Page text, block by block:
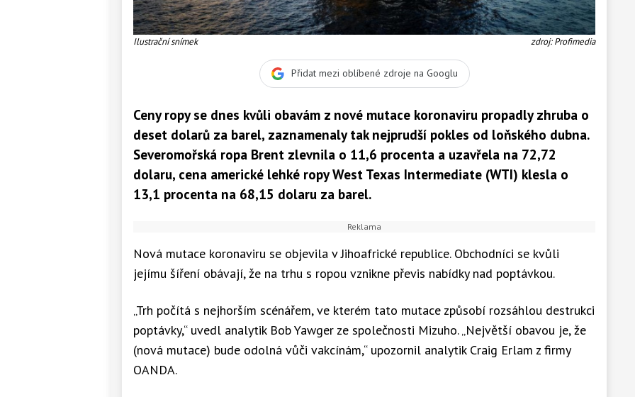
Ilustrační snímek zdroj: Profimedia
Přidat mezi oblíbené zdroje na Googlu
Ceny ropy se dnes kvůli obavám z nové mutace koronaviru propadly zhruba o
deset dolarů za barel, zaznamenaly tak nejprudší pokles od loňského dubna.
Severomořská ropa Brent zlevnila o 11,6 procenta a uzavřela na 72,72
dolaru, cena americké lehké ropy West Texas Intermediate (WTI) klesla o
13,1 procenta na 68,15 dolaru za barel.
Nová mutace koronaviru se objevila v Jihoafrické republice. Obchodníci se kvůli
jejímu šíření obávají, že na trhu s ropou vznikne převis nabídky nad poptávkou.
„Trh počítá s nejhorším scénářem, ve kterém tato mutace způsobí rozsáhlou destrukci
poptávky,“ uvedl analytik Bob Yawger ze společnosti Mizuho. „Největší obavou je, že
(nová mutace) bude odolná vůči vakcínám,“ upozornil analytik Craig Erlam z firmy
OANDA.